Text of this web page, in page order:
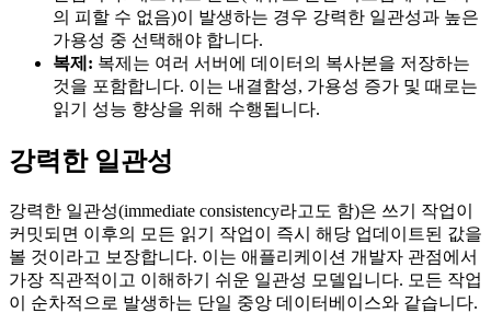
의 피할 수 없음)이 발생하는 경우 강력한 일관성과 높은
가용성 중 선택해야 합니다.
복제: 복제는 여러 서버에 데이터의 복사본을 저장하는
것을 포함합니다. 이는 내결함성, 가용성 증가 및 때로는
읽기 성능 향상을 위해 수행됩니다.
강력한 일관성
강력한 일관성(immediate consistency라고도 함)은 쓰기 작업이
커밋되면 이후의 모든 읽기 작업이 즉시 해당 업데이트된 값을
볼 것이라고 보장합니다. 이는 애플리케이션 개발자 관점에서
가장 직관적이고 이해하기 쉬운 일관성 모델입니다. 모든 작업
이 순차적으로 발생하는 단일 중앙 데이터베이스와 같습니다.